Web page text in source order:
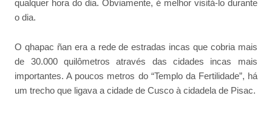
qualquer hora do dia. Obviamente, é melhor visitá-lo durante
o dia.
O qhapac ñan era a rede de estradas incas que cobria mais
de 30.000 quilômetros através das cidades incas mais
importantes. A poucos metros do “Templo da Fertilidade”, há
um trecho que ligava a cidade de Cusco à cidadela de Pisac.